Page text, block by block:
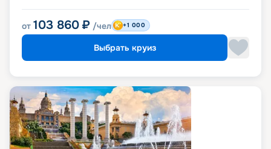
от 103 860 ₽ /чел +1 000
Выбрать круиз